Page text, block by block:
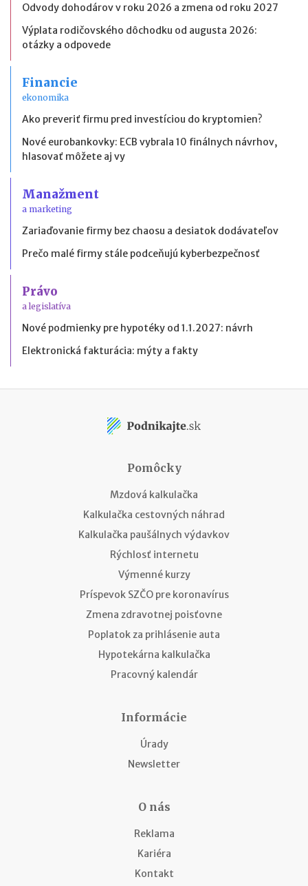
Odvody dohodárov v roku 2026 a zmena od roku 2027
Výplata rodičovského dôchodku od augusta 2026:
otázky a odpovede
Financie
ekonomika
Ako preveriť firmu pred investíciou do kryptomien?
Nové eurobankovky: ECB vybrala 10 finálnych návrhov,
hlasovať môžete aj vy
Manažment
a marketing
Zariaďovanie firmy bez chaosu a desiatok dodávateľov
Prečo malé firmy stále podceňujú kyberbezpečnosť
Právo
a legislatíva
Nové podmienky pre hypotéky od 1.1.2027: návrh
Elektronická fakturácia: mýty a fakty
Pomôcky
Mzdová kalkulačka
Kalkulačka cestovných náhrad
Kalkulačka paušálnych výdavkov
Rýchlosť internetu
Výmenné kurzy
Príspevok SZČO pre koronavírus
Zmena zdravotnej poisťovne
Poplatok za prihlásenie auta
Hypotekárna kalkulačka
Pracovný kalendár
Informácie
Úrady
Newsletter
O nás
Reklama
Kariéra
Kontakt